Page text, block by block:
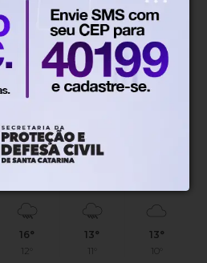
Mín.19° Máx.29°
1.34km/h 78%
Umidade
06h53
Nascer do sol
16°
12°
13°
11°
13°
10°